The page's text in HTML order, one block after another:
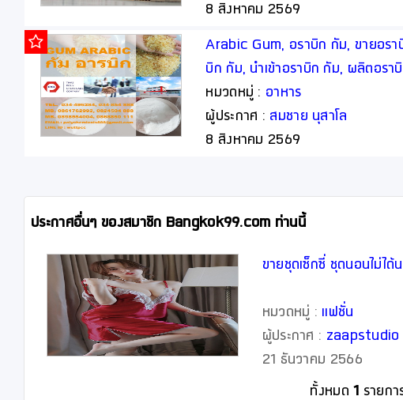
8 สิงหาคม 2569
Arabic Gum, อราบิก กัม, ขายอรา
บิก กัม, นำเข้าอราบิก กัม, ผลิตอรา
หมวดหมู่ : อาหาร
ผู้ประกาศ : สมชาย นุสาโล
8 สิงหาคม 2569
ประกาศอื่นๆ ของสมาชิก Bangkok99.com ท่านนี้
ขายชุดเซ็กซี่ ชุดนอนไม่ไ
หมวดหมู่ : แฟชั่น
ผู้ประกาศ : zaapstudio
21 ธันวาคม 2566
ทั้งหมด1 รายกา